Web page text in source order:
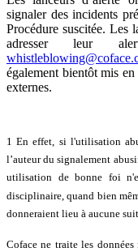
signaler des incidents
Procédure suscitée. Les
adresser leur
également bientôt mis
externes.
1 En effet, si l'utilisation
l’auteur du signalement
utilisation de bonne foi
disciplinaire, quand bien
donneraient lieu à aucune
Coface ne traite les